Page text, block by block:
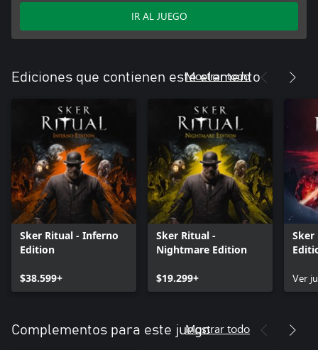
IR AL JUEGO
Ediciones que contienen este elemento
Mostrar todo
Sker Ritual - Inferno
Edition
$38.599+
Sker Ritual -
Nightmare Edition
$19.299+ Ver
Complementos para este juegoMostrar todo